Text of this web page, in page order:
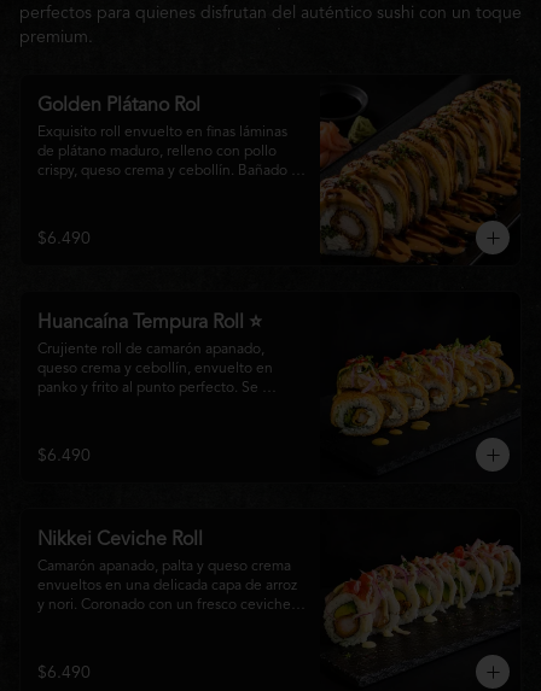
perfectos para quienes disfrutan del auténtico sushi con un toque
premium.
Golden Plátano Rol
Exquisito roll envuelto en finas láminas
de plátano maduro, relleno con pollo
crispy, queso crema y cebollín. Bañado
tostado y cebollín fresco. Una
combinación perfecta entre el dulzor del
$6.490
Huancaína Tempura Roll ⭐
Crujiente roll de camarón apanado,
queso crema y cebollín, envuelto en
panko y frito al punto perfecto. Se
y una sedosa salsa huancaína, finalizada
con toques de pimentón rojo fresco que
$6.490
Nikkei Ceviche Roll
Camarón apanado, palta y queso crema
envueltos en una delicada capa de arroz
y nori. Coronado con un fresco ceviche
creando un equilibrio perfecto entre
frescura, cremosidad y crocancia en cada
$6.490